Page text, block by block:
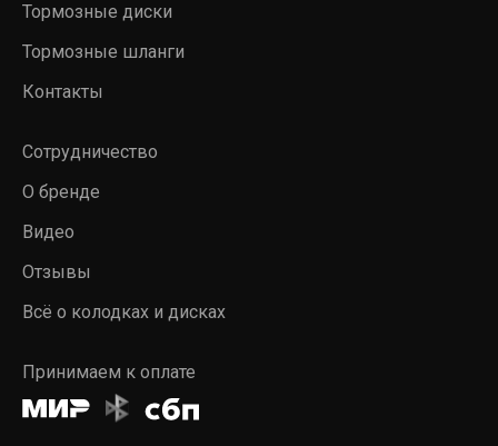
Тормозные диски
Тормозные шланги
Контакты
Сотрудничество
О бренде
Видео
Отзывы
Всё о колодках и дисках
Принимаем к оплате